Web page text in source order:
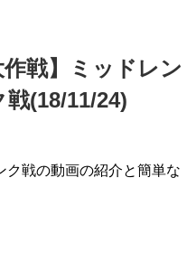
作戦】ミッドレン
(18/11/24)
ク戦の動画の紹介と簡単な